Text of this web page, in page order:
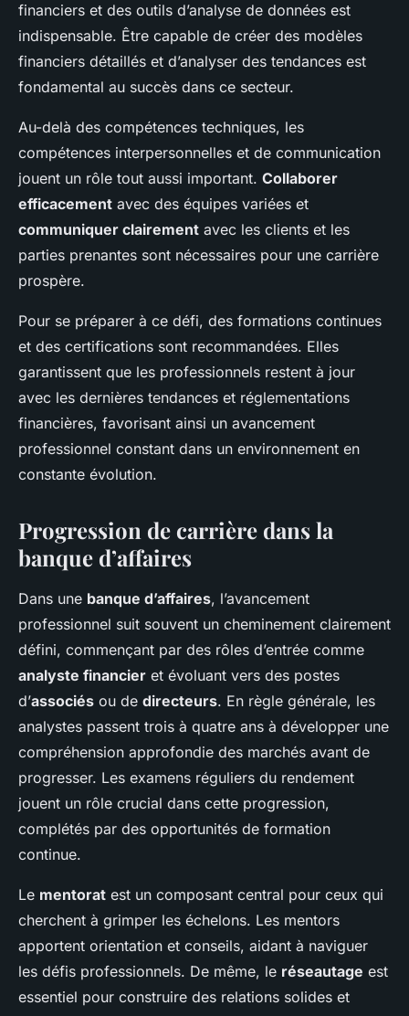
financiers et des outils d’analyse de données est
indispensable. Être capable de créer des modèles
financiers détaillés et d’analyser des tendances est
fondamental au succès dans ce secteur.
Au-delà des compétences techniques, les
compétences interpersonnelles et de communication
jouent un rôle tout aussi important. Collaborer
efficacement avec des équipes variées et
communiquer clairement avec les clients et les
parties prenantes sont nécessaires pour une carrière
prospère.
Pour se préparer à ce défi, des formations continues
et des certifications sont recommandées. Elles
garantissent que les professionnels restent à jour
avec les dernières tendances et réglementations
financières, favorisant ainsi un avancement
professionnel constant dans un environnement en
constante évolution.
Progression de carrière dans la
banque d’affaires
Dans une banque d’affaires, l’avancement
professionnel suit souvent un cheminement clairement
défini, commençant par des rôles d’entrée comme
analyste financier et évoluant vers des postes
d’associés ou de directeurs. En règle générale, les
analystes passent trois à quatre ans à développer une
compréhension approfondie des marchés avant de
progresser. Les examens réguliers du rendement
jouent un rôle crucial dans cette progression,
complétés par des opportunités de formation
continue.
Le mentorat est un composant central pour ceux qui
cherchent à grimper les échelons. Les mentors
apportent orientation et conseils, aidant à naviguer
les défis professionnels. De même, le réseautage est
essentiel pour construire des relations solides et